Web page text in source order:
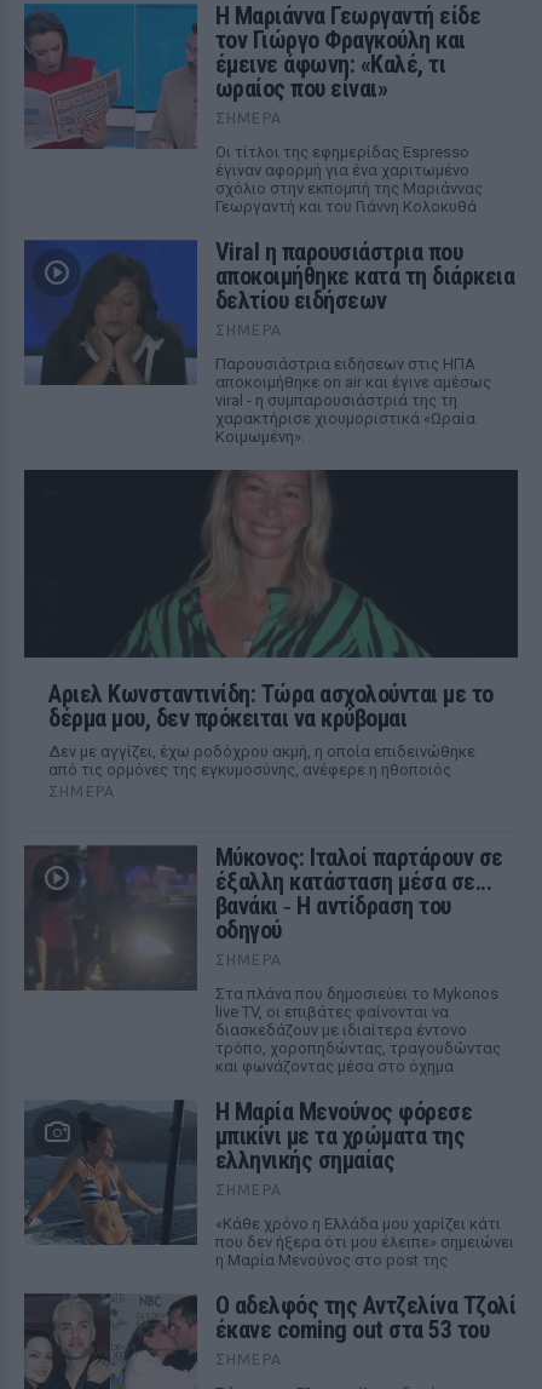
Η Μαριάννα Γεωργαντή είδε
τον Γιώργο Φραγκούλη και
έμεινε άφωνη: «Καλέ, τι
ωραίος που είναι»
ΣΉΜΕΡΑ
Οι τίτλοι της εφημερίδας Espresso
έγιναν αφορμή για ένα χαριτωμένο
σχόλιο στην εκπομπή της Μαριάννας
Γεωργαντή και του Γιάννη Κολοκυθά
Viral η παρουσιάστρια που
αποκοιμήθηκε κατά τη διάρκεια
δελτίου ειδήσεων
ΣΉΜΕΡΑ
Παρουσιάστρια ειδήσεων στις ΗΠΑ
αποκοιμήθηκε on air και έγινε αμέσως
viral - η συμπαρουσιάστριά της τη
χαρακτήρισε χιουμοριστικά «Ωραία
Κοιμωμένη».
Αριελ Κωνσταντινίδη: Τώρα ασχολούνται με το
δέρμα μου, δεν πρόκειται να κρύβομαι
Δεν με αγγίζει, έχω ροδόχρου ακμή, η οποία επιδεινώθηκε
από τις ορμόνες της εγκυμοσύνης, ανέφερε η ηθοποιός
ΣΉΜΕΡΑ
Μύκονος: Ιταλοί παρτάρουν σε
έξαλλη κατάσταση μέσα σε...
βανάκι ‑ Η αντίδραση του
οδηγού
ΣΉΜΕΡΑ
Στα πλάνα που δημοσιεύει το Mykonos
live TV, οι επιβάτες φαίνονται να
διασκεδάζουν με ιδιαίτερα έντονο
τρόπο, χοροπηδώντας, τραγουδώντας
και φωνάζοντας μέσα στο όχημα
Η Μαρία Μενούνος φόρεσε
μπικίνι με τα χρώματα της
ελληνικής σημαίας
ΣΉΜΕΡΑ
«Κάθε χρόνο η Ελλάδα μου χαρίζει κάτι
που δεν ήξερα ότι μου έλειπε» σημειώνει
η Μαρία Μενούνος στο post της
Ο αδελφός της Αντζελίνα Τζολί
έκανε coming out στα 53 του
ΣΉΜΕΡΑ